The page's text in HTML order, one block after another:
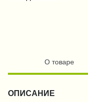
О товаре
ОПИСАНИЕ